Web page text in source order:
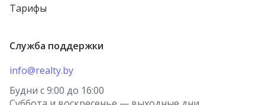
Тарифы
Служба поддержки
info@realty.by
Будни с 9:00 до 16:00